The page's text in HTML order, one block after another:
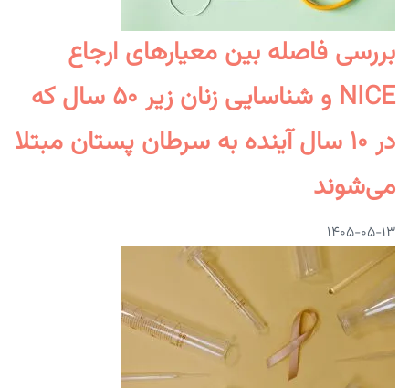
بررسی فاصله بین معیارهای ارجاع
NICE و شناسایی زنان زیر ۵۰ سال که
در ۱۰ سال آینده به سرطان پستان مبتلا
می‌شوند
۱۴۰۵-۰۵-۱۳